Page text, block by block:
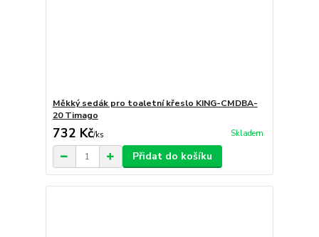
Měkký sedák pro toaletní křeslo KING-CMDBA-
20 Timago
732 Kč/ks Skladem
Přidat do košíku